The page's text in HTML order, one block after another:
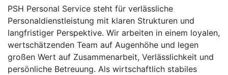
PSH Personal Service steht für verlässliche
Personaldienstleistung mit klaren Strukturen und
langfristiger Perspektive. Wir arbeiten in einem loyalen,
wertschätzenden Team auf Augenhöhe und legen
großen Wert auf Zusammenarbeit, Verlässlichkeit und
persönliche Betreuung. Als wirtschaftlich stabiles